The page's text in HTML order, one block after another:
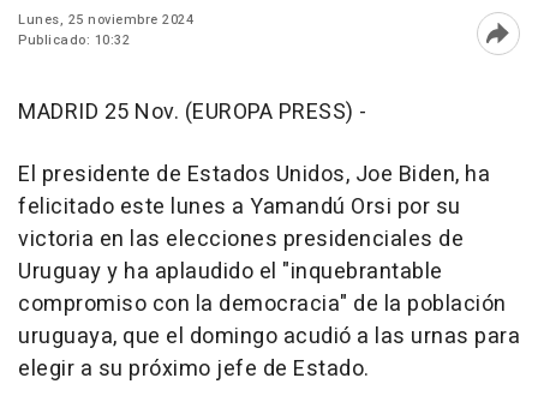
Lunes, 25 noviembre 2024
Publicado: 10:32
MADRID 25 Nov. (EUROPA PRESS) -
El presidente de Estados Unidos, Joe Biden, ha
felicitado este lunes a Yamandú Orsi por su
victoria en las elecciones presidenciales de
Uruguay y ha aplaudido el "inquebrantable
compromiso con la democracia" de la población
uruguaya, que el domingo acudió a las urnas para
elegir a su próximo jefe de Estado.